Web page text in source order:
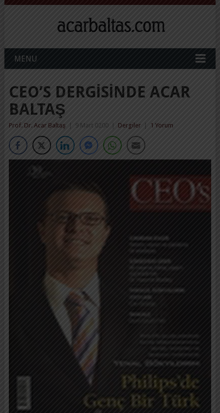
MENU
CEO’S DERGISINDE ACAR
BALTAŞ
Prof. Dr. Acar Baltaş 9 Mart 0200 Dergiler 1 Yorum